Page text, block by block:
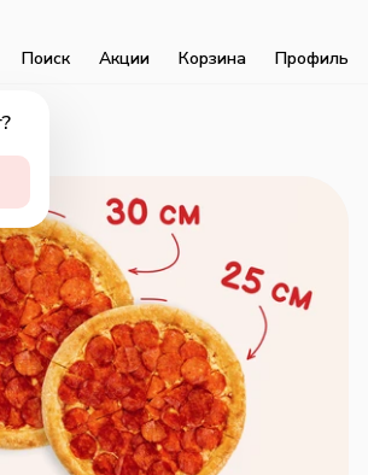
Поиск Акции Корзина Профиль